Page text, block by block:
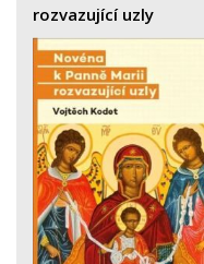
rozvazující uzly